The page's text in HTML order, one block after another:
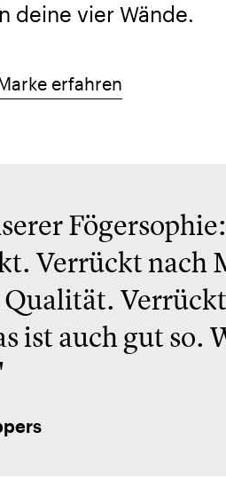
deine vier Wände.
erfahren
Verrückt nach
Qualität.
ist auch gut so.